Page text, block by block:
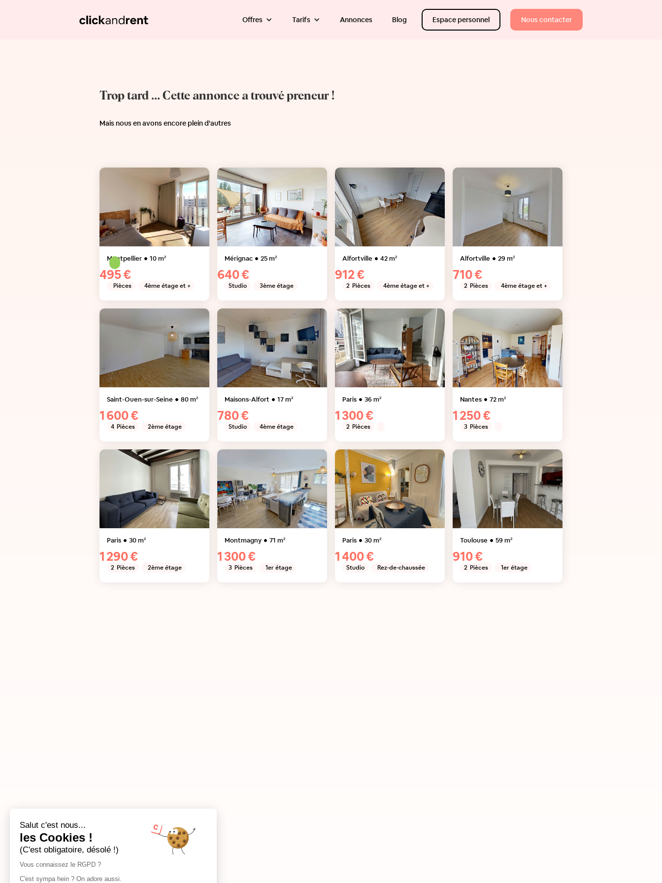
Offres Tarifs Annonces Blog Espace personnel Nous contacter
Trop tard ... Cette annonce a trouvé preneur !
Mais nous en avons encore plein d'autres
Montpellier 10m²
495 €
Pièces 4ème étage et +
Mérignac 25m²
640 €
Studio 3ème étage
Alfortville 42m²
912 €
2 Pièces 4ème étage et +
Alfortville 29 m²
710 €
2 Pièces 4ème étage et +
Saint-Ouen-sur-Seine 80m²
1 600 €
4 Pièces 2ème étage
Maisons-Alfort 17m²
780 €
Studio 4ème étage
Paris 36m²
1 300 €
2 Pièces
Nantes 72m²
1 250 €
3 Pièces
Paris 30m²
1 290 €
2 Pièces 2ème étage
Montmagny 71 m²
1 300 €
3 Pièces 1er étage
Paris 30m²
1 400 €
Studio Rez-de-chaussée
Toulouse 59 m²
910 €
2 Pièces 1er étage
Salut c'est nous...
les Cookies !
(C'est obligatoire, désolé !)
Vous connaissez le RGPD ?
C'est sympa hein ? On adore aussi.